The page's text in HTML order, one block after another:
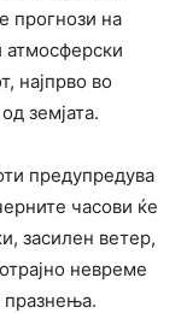
прогнози на
атмосферски
најпрво во
земјата.
предупредува
часови ќе
засилен ветер,
невреме
празнења.